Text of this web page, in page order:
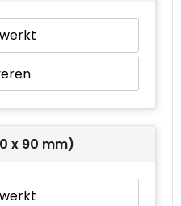
x 90 mm)